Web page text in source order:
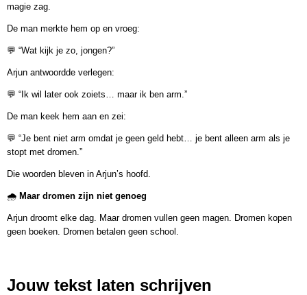
magie zag.
De man merkte hem op en vroeg:
💬 “Wat kijk je zo, jongen?”
Arjun antwoordde verlegen:
💬 “Ik wil later ook zoiets… maar ik ben arm.”
De man keek hem aan en zei:
💬 “Je bent niet arm omdat je geen geld hebt… je bent alleen arm als je
stopt met dromen.”
Die woorden bleven in Arjun’s hoofd.
🌧️ Maar dromen zijn niet genoeg
Arjun droomt elke dag. Maar dromen vullen geen magen. Dromen kopen
geen boeken. Dromen betalen geen school.
Jouw tekst laten schrijven